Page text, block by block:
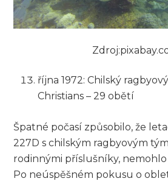
října 1972: Chilský
Christians – 29 obětí
Špatné počasí způsobilo, že
227D s chilským ragbyovým
rodinnými příslušníky,
Po neúspěšném pokusu o